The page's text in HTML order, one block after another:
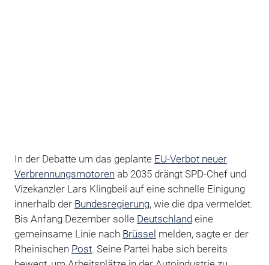
In der Debatte um das geplante EU-Verbot neuer
Verbrennungsmotoren ab 2035 drängt SPD-Chef und
Vizekanzler Lars Klingbeil auf eine schnelle Einigung
innerhalb der Bundesregierung, wie die dpa vermeldet.
Bis Anfang Dezember solle Deutschlandeine
gemeinsame Linie nach Brüssel melden, sagte er der
Rheinischen Post. Seine Partei habe sich bereits